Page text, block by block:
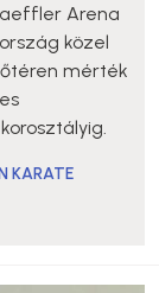
Arena
közel
mérték
KARATE